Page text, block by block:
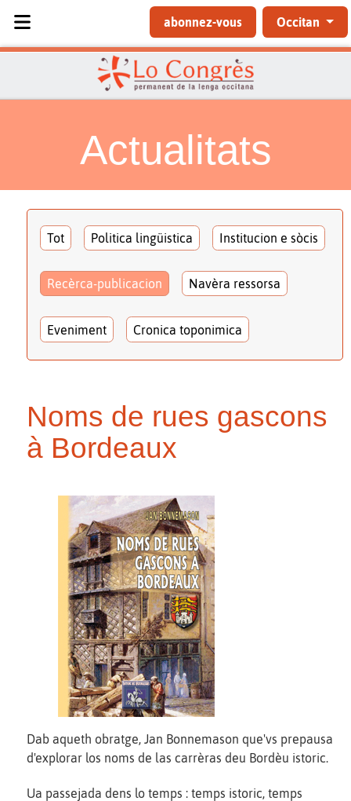
abonnez-vous Occitan
Actualitats
Tot Politica lingüistica Institucion e sòcis
Recèrca-publicacion Navèra ressorsa
Eveniment Cronica toponimica
Noms de rues gascons
à Bordeaux
Dab aqueth obratge, Jan Bonnemason que'vs prepausa
d'explorar los noms de las carrèras deu Bordèu istoric.
Ua passejada dens lo temps : temps istoric, temps